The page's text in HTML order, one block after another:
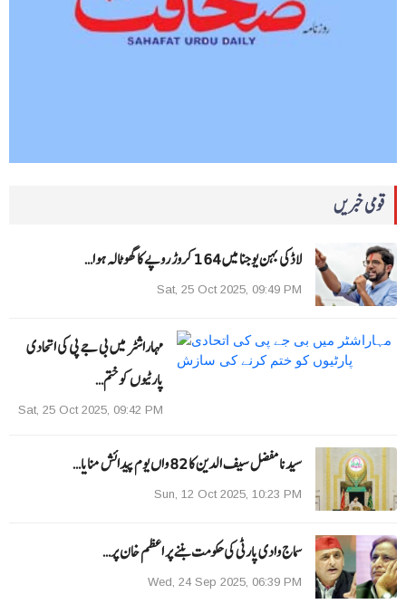
قومی خبریں
لاڈکی بہن یوجنا میں 164 کروڑ روپے کا گھوٹالہ ہوا…
Sat, 25 Oct 2025, 09:49 PM
مہاراشٹر میں بی جے پی کی اتحادی
پارٹیوں کو ختم…
Sat, 25 Oct 2025, 09:42 PM
سیدنا مفضل سیف الدین کا 82 واں یوم پیدائش منایا…
Sun, 12 Oct 2025, 10:23 PM
سماج وادی پارٹی کی حکومت بننے پر اعظم خان پر…
Wed, 24 Sep 2025, 06:39 PM